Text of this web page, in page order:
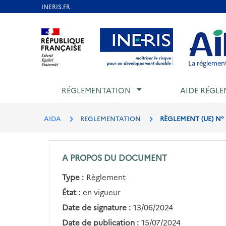
Aller au contenu Aller au menu Aller au
La
RÉGLEMENTATION AIDE
AIDA REGLEMENTATION RÈGLEMENT (UE)
A PROPOS DU DOCUMENT
Type : Règlement
État : en vigueur
Date de signature : 13/06/2024
Date de publication : 15/07/2024